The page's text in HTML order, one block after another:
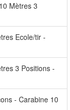
Mètres 3
Ecole/tir -
3 Positions -
- Carabine 10